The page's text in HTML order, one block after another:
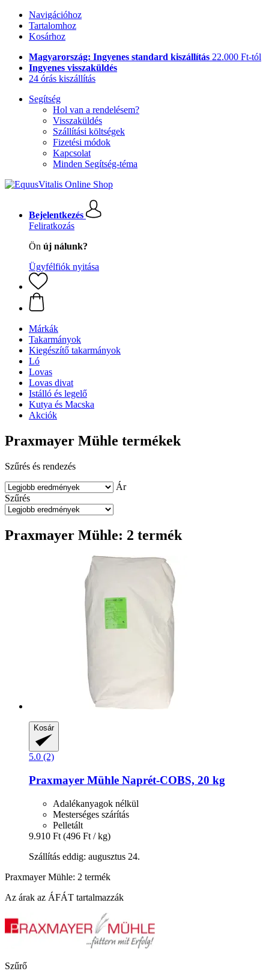
Navigációhoz
Tartalomhoz
Kosárhoz
Magyarország: Ingyenes standard kiszállítás 22.000 Ft-tól
Ingyenes visszaküldés
24 órás kiszállítás
Segítség
Hol van a rendelésem?
Visszaküldés
Szállítási költségek
Fizetési módok
Kapcsolat
Minden Segítség-téma
Bejelentkezés
Feliratkozás
Ön új nálunk?
Ügyfélfiók nyitása
Márkák
Takarmányok
Kiegészítő takarmányok
Ló
Lovas
Lovas divat
Istálló és legelő
Kutya és Macska
Akciók
Praxmayer Mühle termékek
Szűrés és rendezés
Ár
Szűrés
Praxmayer Mühle: 2 termék
Kosár
5.0 (2)
Praxmayer Mühle Naprét-​COBS, 20 kg
Adalékanyagok nélkül
Mesterséges szárítás
Pelletált
9.910 Ft (496 Ft / kg)
Szállítás eddig: augusztus 24.
Praxmayer Mühle: 2 termék
Az árak az ÁFÁT tartalmazzák
Szűrő